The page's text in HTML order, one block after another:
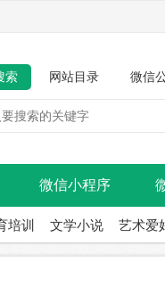
索 网站目录 微信
微信小程序
培训 文学小说 艺术爱